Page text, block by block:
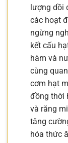
lượng dồi
các hoạt
ngừng
kết cấu
hàm và
cùng
cơm hạt
đồng thời
và răng
tăng
hóa thức